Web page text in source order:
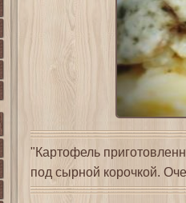
"Картофель
под сырной корочкой.